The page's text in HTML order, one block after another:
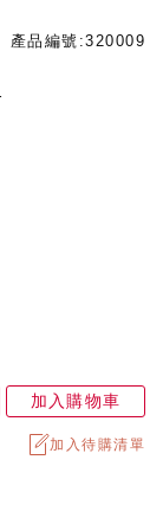
產品編號:320009
加入購物車
加入待購清單